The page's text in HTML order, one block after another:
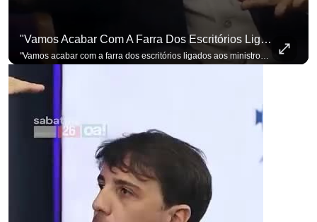
"Vamos Acabar Com A Farra Dos Escritórios Ligados Aos Ministros Do STF"